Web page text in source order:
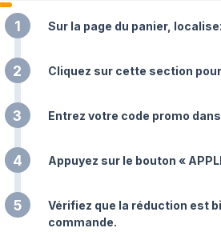
1 Sur la page du panier,
2 Cliquez sur cette section
3 Entrez votre code promo
4 Appuyez sur le bouton «
5
Vérifiez que la réduction est
commande.